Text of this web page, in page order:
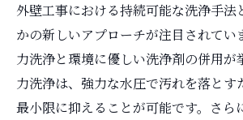
外壁工事における持続可能な洗浄手法
かの新しいアプローチが注目されてい
力洗浄と環境に優しい洗浄剤の併用が
力洗浄は、強力な水圧で汚れを落とす
最小限に抑えることが可能です。さら